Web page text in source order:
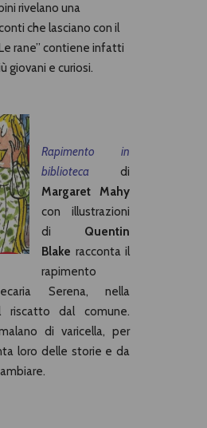
rivelano una
che lasciano con il
rane” contiene infatti
giovani e curiosi.
Rapimento in
biblioteca
di
Margaret Mahy
con illustrazioni
di Quentin
Blake racconta il
rapimento
Serena, nella
dal comune.
di varicella, per
loro delle storie e da